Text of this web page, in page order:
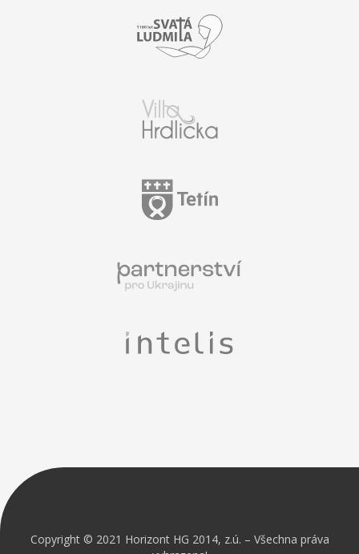
Copyright © 2021 Horizont HG 2014, z.ú. – Všechna práva